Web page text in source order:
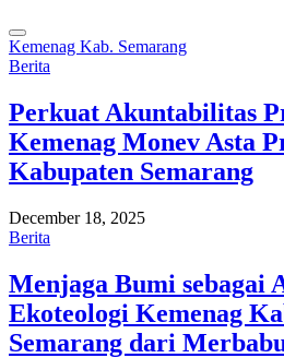
Kemenag Kab. Semarang
Berita
Perkuat Akuntabilitas
Kemenag Monev Asta
Kabupaten Semarang
December 18, 2025
Berita
Menjaga Bumi sebagai
Ekoteologi Kemenag
Semarang dari